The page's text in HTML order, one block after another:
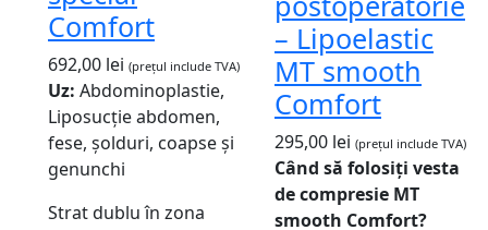
Comfort
692,00 lei (prețul include TVA)
Uz: Abdominoplastie,
Liposucție abdomen,
fese, șolduri, coapse și
genunchi
Strat dublu în zona
– Lipoelastic
MT smooth
Comfort
295,00 lei (prețul include TVA)
Când să folosiți vesta
de compresie MT
smooth Comfort?